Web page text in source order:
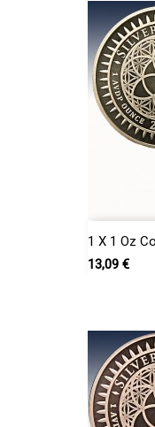
1 X 1 Oz
Preis
13,09 €